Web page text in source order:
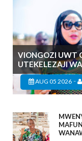
VIONGOZI UWT
UTEKELEZAJI
AUG 05 2026 -